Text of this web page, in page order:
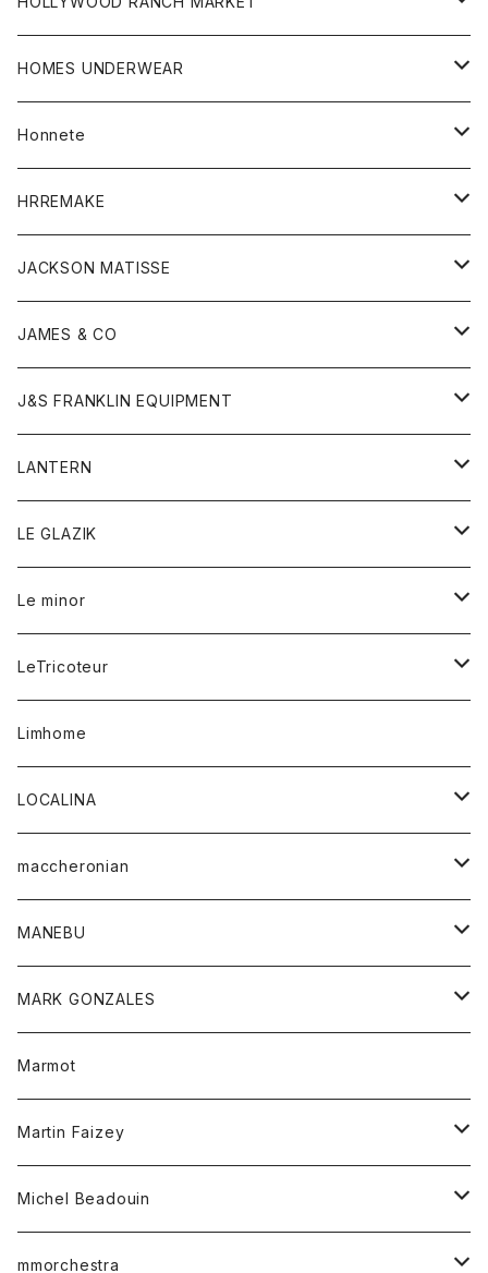
カーディガン
グッズ
帽子
アウター
カーディガン
コート
フリース
アクセサリー
ウォレット
ストール
マフラー
リング
キッズ
Tシャツ
グッズ
アンダーウェア
靴
バンダナ
トップス
カーディガン
ジャケット
タンクトップ
Tシャツ
ベスト
ポロシャツ
ロングスリーブTシャツ
ボトム
オーバーオール
ショートパンツ
レディース
アウター
カーディガン
セーター
チュニック
HOMES UNDERWEAR
アウター
カーディガン
コート
キッズ
Tシャツ
ロンパース
グッズ
靴
ストール
トップス
カットソー
シャツ
ボトム
オーバーオール
ショートパンツ
レディース
オーバーオール
シャツ
ワンピース
ワンピース
Honnete
ブラウス
ワンピース
HRREMAKE
バック
キッズ
トレーナー
トップス
Gジャケット
スウェット
帽子
JACKSON MATISSE
Tシャツ
帽子
JAMES & CO
ボトム
J&S FRANKLIN EQUIPMENT
アウター
LANTERN
アウター
Tシャツ
LE GLAZIK
レディース
コート
シャツ
ワンピース
Tシャツ
Le minor
ボトム
スカート
パンツ
レディース
アウター
カットソー
トップス
シャツ
LeTricoteur
カーディガン
Limhome
LOCALINA
ロングスリーブテーシャツ
maccheronian
靴
MANEBU
靴
MARK GONZALES
トップス
Tシャツ
Marmot
Martin Faizey
ベルト
Michel Beadouin
トップス
mmorchestra